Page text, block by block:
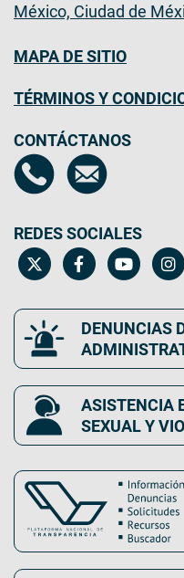
México, Ciudad de
MAPA DE SITIO
TÉRMINOS Y
CONTÁCTANOS
REDES SOCIALES
DENUNCIAS
ASISTENCIA
SEXUAL Y